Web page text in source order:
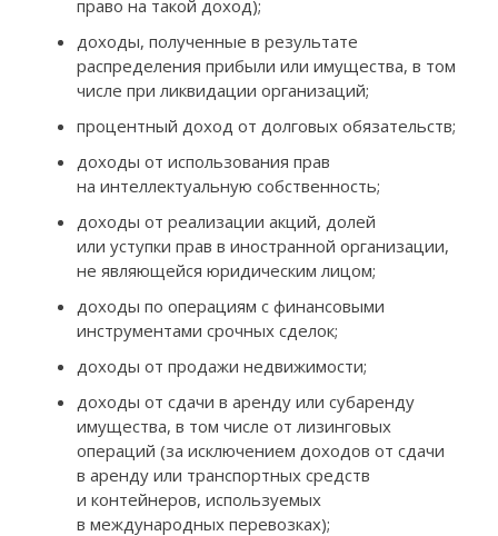
право на такой доход);
доходы, полученные в результате
распределения прибыли или имущества, в том
числе при ликвидации организаций;
процентный доход от долговых обязательств;
доходы от использования прав
на интеллектуальную собственность;
доходы от реализации акций, долей
или уступки прав в иностранной организации,
не являющейся юридическим лицом;
доходы по операциям с финансовыми
инструментами срочных сделок;
доходы от продажи недвижимости;
доходы от сдачи в аренду или субаренду
имущества, в том числе от лизинговых
операций (за исключением доходов от сдачи
в аренду или транспортных средств
и контейнеров, используемых
в международных перевозках);